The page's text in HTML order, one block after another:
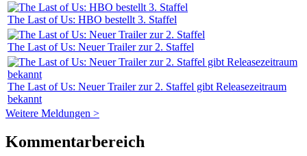
The Last of Us: HBO bestellt 3. Staffel
The Last of Us: Neuer Trailer zur 2. Staffel
The Last of Us: Neuer Trailer zur 2. Staffel gibt Releasezeitraum
bekannt
Weitere Meldungen >
Kommentarbereich